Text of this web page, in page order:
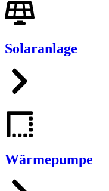
Solaranlage
Wärmepumpe